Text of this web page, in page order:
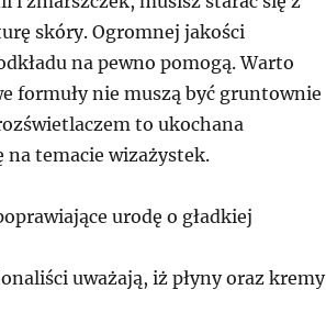
skóry. Ogromnej jakości
na pewno pomogą. Warto
formuły nie muszą być gruntownie
to ukochana
na temacie wizażystek.
urodę o gładkiej
uważają, iż płyny oraz kremy